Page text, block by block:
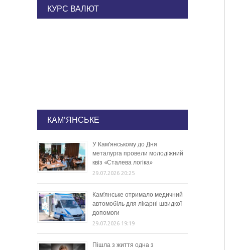
КУРС ВАЛЮТ
КАМ'ЯНСЬКЕ
У Кам’янському до Дня
металурга провели молодіжний
квіз «Сталева логіка»
29.07.2026 20:25
Кам’янське отримало медичний
автомобіль для лікарні швидкої
допомоги
29.07.2026 19:19
Пішла з життя одна з